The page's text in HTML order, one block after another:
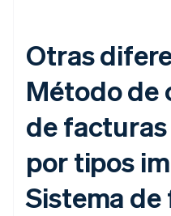
Otras
Método de
de
por tipos
Sistema